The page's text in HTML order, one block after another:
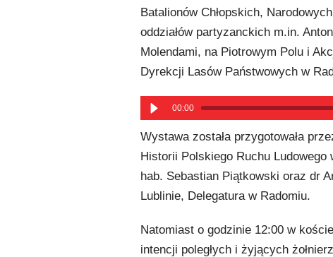
Batalionów Chłopskich,
oddziałów partyzanckich m.in.
Molendami, na Piotrowym Polu i
Dyrekcji Lasów Państwowych w
00:00
Wystawa została przygotowała
Historii Polskiego Ruchu
hab. Sebastian Piątkowski oraz dr
Lublinie, Delegatura w Radomiu.
Natomiast o godzinie 12:00 w
intencji poległych i żyjących